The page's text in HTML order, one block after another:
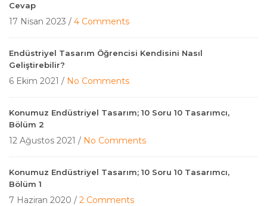
Cevap
17 Nisan 2023 / 4 Comments
Endüstriyel Tasarım Öğrencisi Kendisini Nasıl
Geliştirebilir?
6 Ekim 2021 / No Comments
Konumuz Endüstriyel Tasarım; 10 Soru 10 Tasarımcı,
Bölüm 2
12 Ağustos 2021 / No Comments
Konumuz Endüstriyel Tasarım; 10 Soru 10 Tasarımcı,
Bölüm 1
7 Haziran 2020 / 2 Comments